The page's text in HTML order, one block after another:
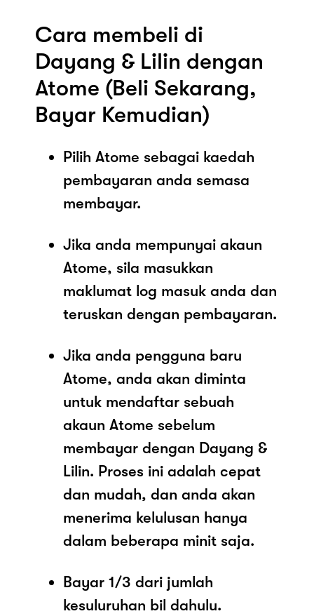
Cara membeli di
Dayang & Lilin dengan
Atome (Beli Sekarang,
Bayar Kemudian)
Pilih Atome sebagai kaedah
pembayaran anda semasa
membayar.
Jika anda mempunyai akaun
Atome, sila masukkan
maklumat log masuk anda dan
teruskan dengan pembayaran.
Jika anda pengguna baru
Atome, anda akan diminta
untuk mendaftar sebuah
akaun Atome sebelum
membayar dengan Dayang &
Lilin. Proses ini adalah cepat
dan mudah, dan anda akan
menerima kelulusan hanya
dalam beberapa minit saja.
Bayar 1/3 dari jumlah
kesuluruhan bil dahulu.